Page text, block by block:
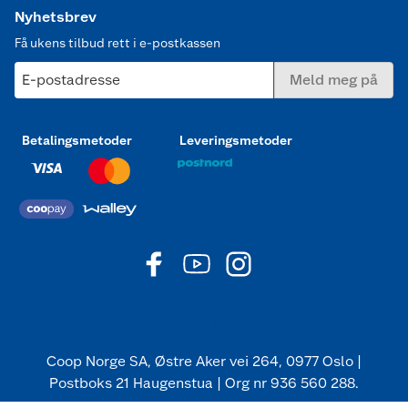
Nyhetsbrev
Få ukens tilbud rett i e-postkassen
E-postadresse Meld meg på
Betalingsmetoder Leveringsmetoder
Coop Norge SA, Østre Aker vei 264, 0977 Oslo |
Postboks 21 Haugenstua | Org nr 936 560 288.